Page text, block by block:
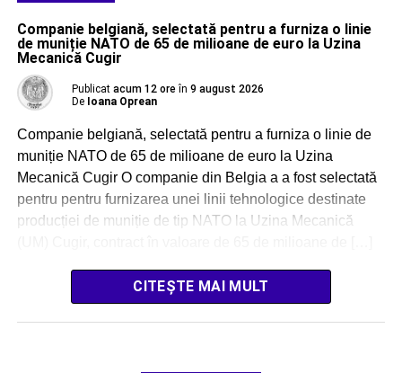
Companie belgiană, selectată pentru a furniza o linie
de muniție NATO de 65 de milioane de euro la Uzina
Mecanică Cugir
Publicat acum 12 ore în 9 august 2026
De Ioana Oprean
Companie belgiană, selectată pentru a furniza o linie de
muniție NATO de 65 de milioane de euro la Uzina
Mecanică Cugir O companie din Belgia a a fost selectată
pentru pentru furnizarea unei linii tehnologice destinate
producției de muniție de tip NATO la Uzina Mecanică
CITEȘTE MAI MULT